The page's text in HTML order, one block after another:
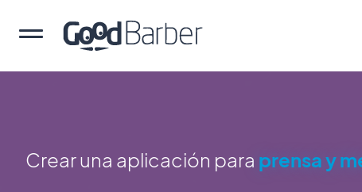
Crear una aplicación para prensa y